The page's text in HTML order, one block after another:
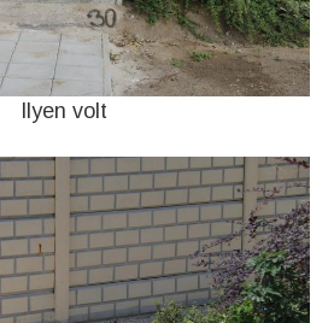
Ilyen volt